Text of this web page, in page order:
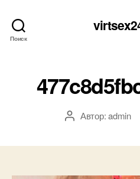
Поиск
АвторАвтор:admin